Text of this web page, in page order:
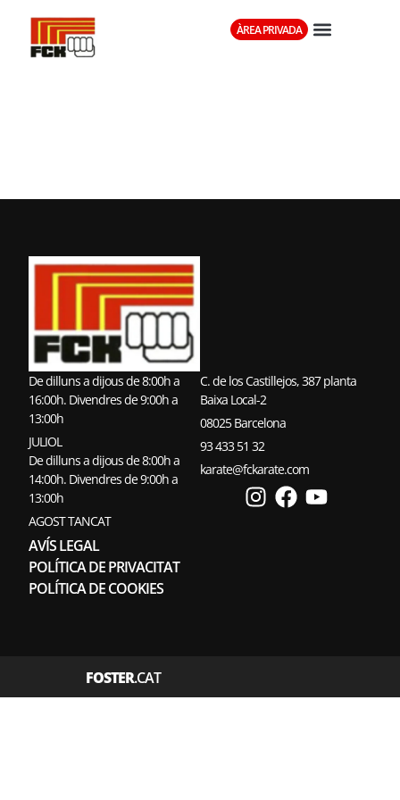
ÀREA PRIVADA
De dilluns a dijous de 8:00h a
16:00h. Divendres de 9:00h a
13:00h
JULIOL
De dilluns a dijous de 8:00h a
14:00h. Divendres de 9:00h a
13:00h
AGOST TANCAT
AVÍS LEGAL
POLÍTICA DE PRIVACITAT
POLÍTICA DE COOKIES
C. de los Castillejos, 387 planta
Baixa Local-2
08025 Barcelona
93 433 51 32
karate@fckarate.com
FOSTER.CAT